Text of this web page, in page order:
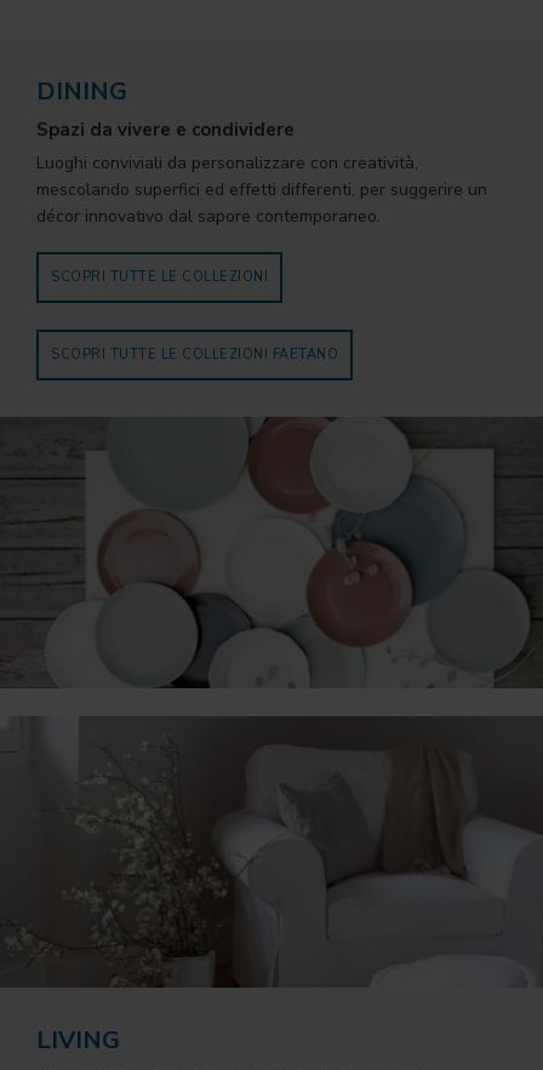
DINING
Spazi da vivere e condividere
Luoghi conviviali da personalizzare con creatività,
mescolando superfici ed effetti differenti, per suggerire un
décor innovativo dal sapore contemporaneo.
SCOPRI TUTTE LE COLLEZIONI
SCOPRI TUTTE LE COLLEZIONI FAETANO
LIVING